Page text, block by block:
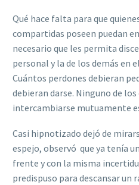
Qué hace falta para que
compartidas poseen puedan
necesario que les permita
personal y la de los demás en
Cuántos perdones debieran
debieran darse. Ninguno de
intercambiarse mutuamente
Casi hipnotizado dejó de
espejo, observó que ya tenía
frente y con la misma
predispuso para descansar